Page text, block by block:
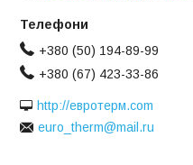
+380 (50) 194-89-99
+380 (67) 423-33-86
http://евротерм.com
euro_therm@mail.ru